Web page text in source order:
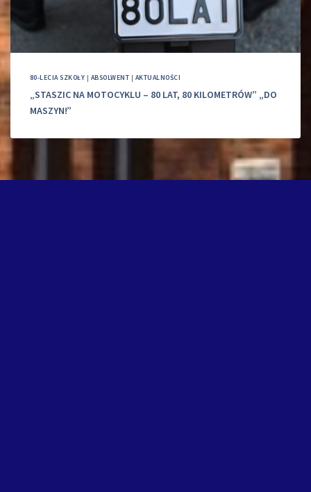
80-LECIA SZKOŁY | ABSOLWENT | AKTUALNOŚCI
„STASZIC NA MOTOCYKLU – 80 LAT, 80 KILOMETRÓW” „DO
MASZYN!”